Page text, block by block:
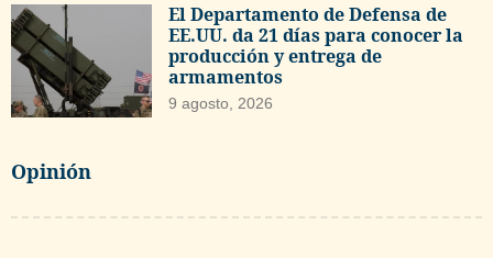
El Departamento de Defensa de
EE.UU. da 21 días para conocer la
producción y entrega de
armamentos
9 agosto, 2026
Opinión